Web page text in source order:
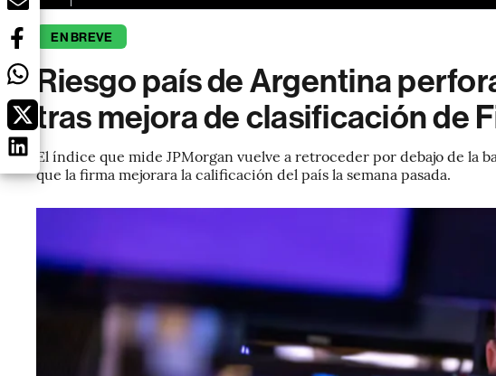
EN BREVE
Riesgo país de Argentina
tras mejora de clasificación de
El índice que mide JPMorgan vuelve a retroceder por debajo de la
que la firma mejorara la calificación del país la semana pasada.